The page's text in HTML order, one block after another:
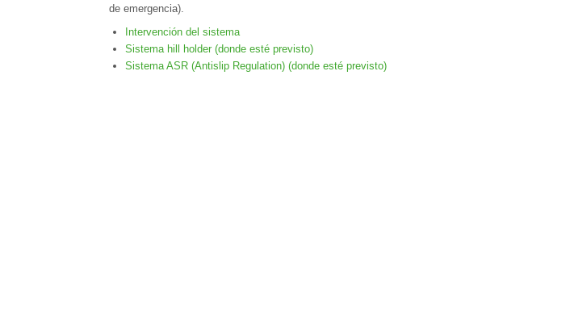
de emergencia).
Intervención del sistema
Sistema hill holder (donde esté previsto)
Sistema ASR (Antislip Regulation) (donde esté previsto)